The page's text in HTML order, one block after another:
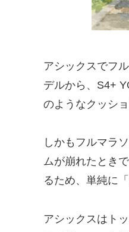
アシックスでフ
デルから、S4+
のようなクッシ
しかもフルマラ
ムが崩れたとき
るため、単純に
アシックスはト